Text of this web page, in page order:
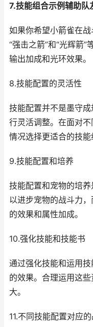
7.技能组合示例辅助队
如果你希望小箭雀在
“强击之箭”和“光辉箭
输出加成和光环效果。
8.技能配置的灵活性
技能配置并不是墨守
行灵活调整。在面对
情况选择更适合的技能
9.技能配置和培养
技能配置和宠物的培
以进步宠物的战斗力
的效果和属性加成。
10.强化技能和技能书
通过强化技能和运用
的效果。合理运用这
大。
11.不同技能配置对应